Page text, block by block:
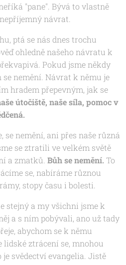
"pane". Bývá to vlastně
návrat.
ptá se nás dnes trochu
ohledně našeho návratu k
Pokud jsme někdy
se nemění. Návrat k němu je
hradem přepevným, jak se
útočiště, naše síla, pomoc v
se nemění, ani přes naše různá
se ztratili ve velkém světě
a zmatků. Bůh se nemění. To
se, nabíráme různou
stopy času i bolesti.
stejný a my všichni jsme k
a s ním pobývali, ano už tady
abychom se k němu
lidské ztrácení se, mnohou
svědectví evangelia. Jistě